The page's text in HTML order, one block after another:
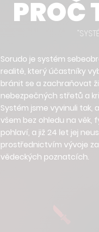
PROČ
Sorudo je systém
realitě, který účastníky
bránit se a zachraňovat
nebezpečných střetů a
Systém jsme vyvinuli tak,
všem bez ohledu na věk,
pohlaví, a již 24 let jej
prostřednictvím vývoje
vědeckých poznatcích.